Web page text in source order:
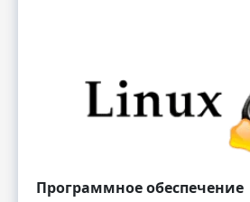
Программное обеспечение